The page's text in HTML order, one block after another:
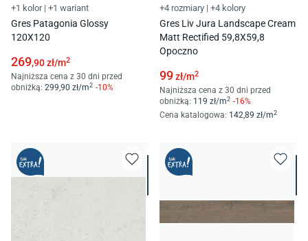
+1 kolor | +1 wariant
Gres Patagonia Glossy
120X120
269,90zł/m2
Najniższa cena z 30 dni przed
obniżką: 299,90 zł/m2 -10%
+4 rozmiary | +4 kolory
Gres Liv Jura Landscape Cream
Matt Rectified 59,8X59,8
Opoczno
99zł/m2
Najniższa cena z 30 dni przed
obniżką: 119 zł/m2 -16%
Cena katalogowa: 142,89 zł/m2